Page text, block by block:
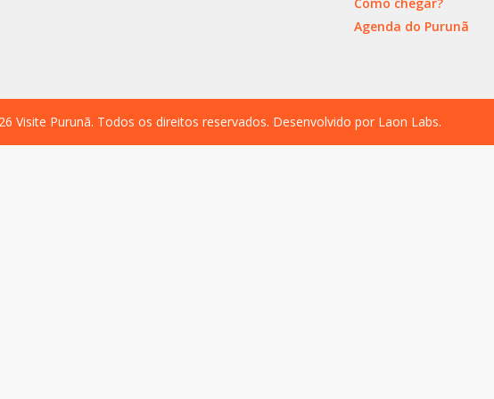
Como chegar?
Agenda do Purunã
Visite Purunã. Todos os direitos reservados. Desenvolvido por Laon Labs.